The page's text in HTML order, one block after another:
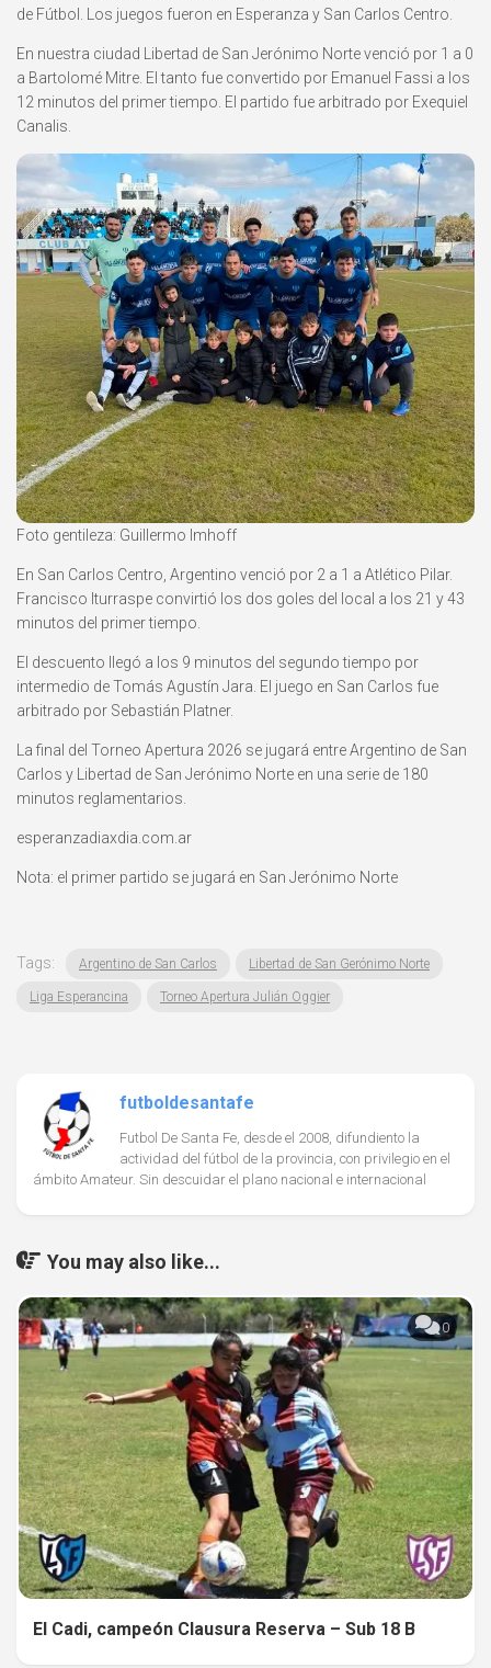
de Fútbol. Los juegos fueron en Esperanza y San Carlos Centro.
En nuestra ciudad Libertad de San Jerónimo Norte venció por 1 a 0
a Bartolomé Mitre. El tanto fue convertido por Emanuel Fassi a los
12 minutos del primer tiempo. El partido fue arbitrado por Exequiel
Canalis.
Foto gentileza: Guillermo Imhoff
En San Carlos Centro, Argentino venció por 2 a 1 a Atlético Pilar.
Francisco Iturraspe convirtió los dos goles del local a los 21 y 43
minutos del primer tiempo.
El descuento llegó a los 9 minutos del segundo tiempo por
intermedio de Tomás Agustín Jara. El juego en San Carlos fue
arbitrado por Sebastián Platner.
La final del Torneo Apertura 2026 se jugará entre Argentino de San
Carlos y Libertad de San Jerónimo Norte en una serie de 180
minutos reglamentarios.
esperanzadiaxdia.com.ar
Nota: el primer partido se jugará en San Jerónimo Norte
Tags: Argentino de San Carlos Libertad de San Gerónimo Norte
Liga Esperancina Torneo Apertura Julián Oggier
futboldesantafe
Futbol De Santa Fe, desde el 2008, difundiento la
actividad del fútbol de la provincia, con privilegio en el
ámbito Amateur. Sin descuidar el plano nacional e internacional
You may also like...
0
El Cadi, campeón Clausura Reserva – Sub 18 B